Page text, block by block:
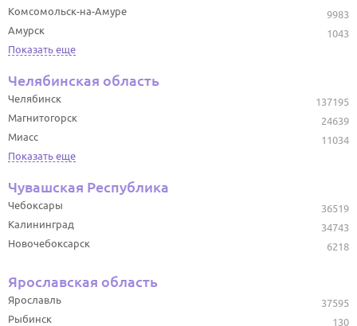
9983
Комсомольск-на-Амуре
1043
Амурск
Показать еще
Челябинская область
137195
Челябинск
24639
Магнитогорск
11034
Миасс
Показать еще
Чувашская Республика
36519
Чебоксары
34743
Калининград
6218
Новочебоксарск
Ярославская область
37595
Ярославль
130
Рыбинск